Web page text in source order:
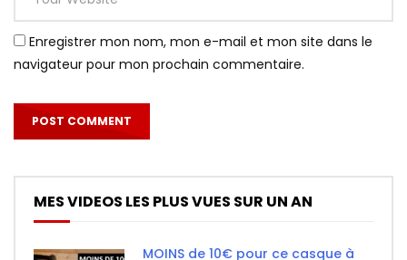
Enregistrer mon nom, mon e-mail et mon site dans le
navigateur pour mon prochain commentaire.
MES VIDEOS LES PLUS VUES SUR UN AN
MOINS de 10€ pour ce casque à